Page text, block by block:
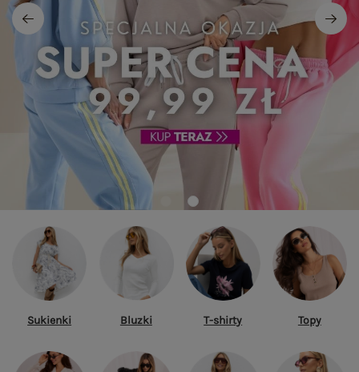
Sukienki Bluzki T-shirty Topy